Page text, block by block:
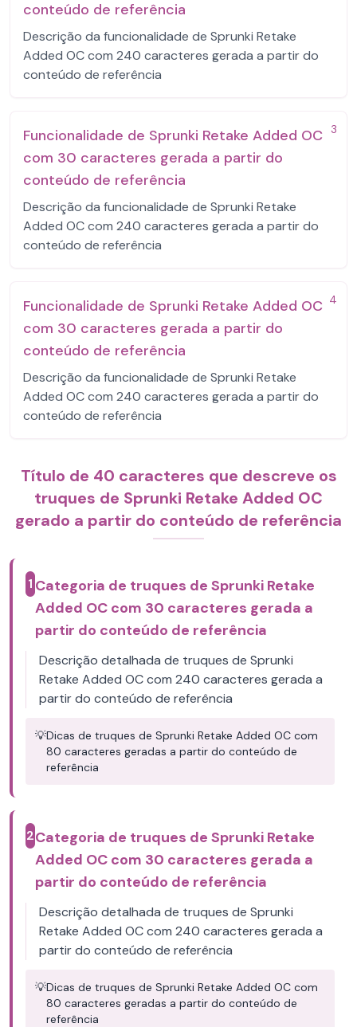
conteúdo de referência
Descrição da funcionalidade de Sprunki Retake
Added OC com 240 caracteres gerada a partir do
conteúdo de referência
3
Funcionalidade de Sprunki Retake Added OC
com 30 caracteres gerada a partir do
conteúdo de referência
Descrição da funcionalidade de Sprunki Retake
Added OC com 240 caracteres gerada a partir do
conteúdo de referência
4
Funcionalidade de Sprunki Retake Added OC
com 30 caracteres gerada a partir do
conteúdo de referência
Descrição da funcionalidade de Sprunki Retake
Added OC com 240 caracteres gerada a partir do
conteúdo de referência
Título de 40 caracteres que descreve os
truques de Sprunki Retake Added OC
gerado a partir do conteúdo de referência
1 Categoria de truques de Sprunki Retake
Added OC com 30 caracteres gerada a
partir do conteúdo de referência
Descrição detalhada de truques de Sprunki
Retake Added OC com 240 caracteres gerada a
partir do conteúdo de referência
💡Dicas de truques de Sprunki Retake Added OC com
80 caracteres geradas a partir do conteúdo de
referência
2Categoria de truques de Sprunki Retake
Added OC com 30 caracteres gerada a
partir do conteúdo de referência
Descrição detalhada de truques de Sprunki
Retake Added OC com 240 caracteres gerada a
partir do conteúdo de referência
💡Dicas de truques de Sprunki Retake Added OC com
80 caracteres geradas a partir do conteúdo de
referência